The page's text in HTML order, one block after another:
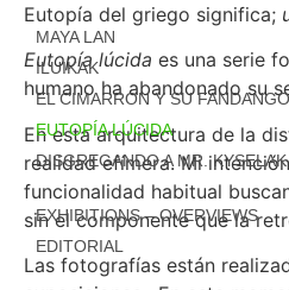
MAYA LAN
ILUIKAK
EL CIMARRÓN Y SU FANDANGO
EUTOPÍA LÚCIDA
DISGREGANDO A MR. KYSELAK
EXHIBITIONS – OVERVIEWS
EDITORIAL
Eutopía del griego significa;
Eutopía lúcida es una serie
humano ha abandonado su
En esta arquitectura de la
realidad efímera. Mi
funcionalidad habitual
sin el componente que la
Las fotografías están